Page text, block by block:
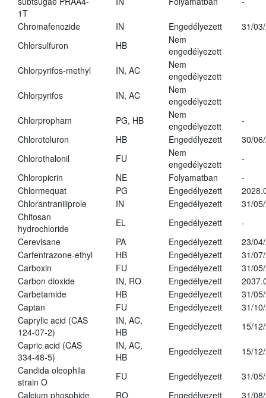
1T
Chromafenozide IN Engedélyezett
31/
Chlorsulfuron
HB
Nem
engedélyezett
Chlorpyrifos-methyl
IN, AC
Nem
engedélyezett
Chlorpyrifos
IN, AC
Nem
engedélyezett
Chlorpropham
PG, HB
Nem
engedélyezett
-
Chlorotoluron
HB Engedélyezett
30/
Chlorothalonil
FU
Nem
engedélyezett
-
Chloropicrin
NE Folyamatban
-
Chlormequat
PG Engedélyezett
Chlorantraniliprole
IN Engedélyezett
31/
Chitosan
hydrochloride
EL Engedélyezett
-
Cerevisane
PA Engedélyezett
23/
Carfentrazone-ethyl
HB Engedélyezett
31/
Carboxin
FU Engedélyezett
31/
Carbon dioxide
IN, RO Engedélyezett
Carbetamide
HB Engedélyezett
31/
Captan
FU Engedélyezett
31/
Caprylic acid (CAS
124-07-2)
IN, AC,
HB
Engedélyezett
15/
Capric acid (CAS
334-48-5)
IN, AC,
HB
Engedélyezett
15/
Candida oleophila
strain O
FU Engedélyezett
31/
Calcium phosphide
RO Engedélyezett
31/